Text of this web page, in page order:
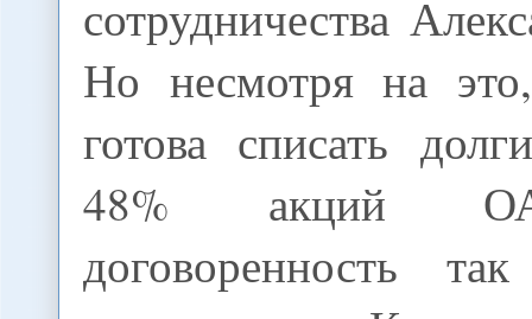
сотрудничества
Но несмотря на
готова списать
48% акций
договоренность